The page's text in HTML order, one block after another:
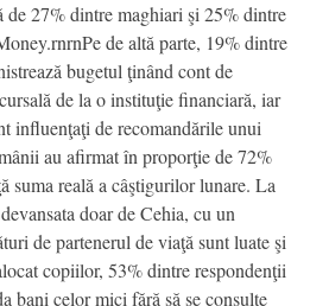
de 27% dintre maghiari şi 25% dintre
de altă parte, 19% dintre
bugetul ţinând cont de
de la o instituţie financiară, iar
influenţaţi de recomandările unui
au afirmat în proporţie de 72%
suma reală a câştigurilor lunare. La
doar de Cehia, cu un
de partenerul de viaţă sunt luate şi
copiilor, 53% dintre respondenţii
bani celor mici fără să se consulte